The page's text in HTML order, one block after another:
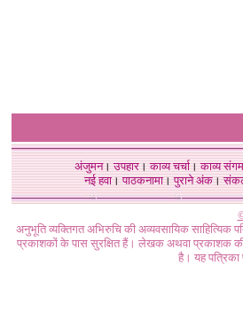
अंजुमन।उपहार।काव्य चर्चा।काव्य संगम
नई हवा। पाठकनामा। पुराने अंक।
अनुभूति व्यक्तिगत अभिरुचि की अव्यवसायिक
प्रकाशकों के पास सुरक्षित हैं। लेखक अथवा प्रकाशक की
है। यह पत्रिका